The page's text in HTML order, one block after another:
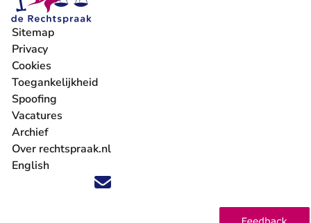
Volg ons op X (Twitter) - U verlaat Rechtspraak.nl
Volg ons op Facebook - U verlaat Rechtspraak.nl
Volg ons op Instagram - U verlaat Rechtspraak.nl
Volg ons op Youtube - U verlaat Rechtspraak.nl
Volg ons op LinkedIn - U verlaat
'Blijf op de hoogte' nieuwsbrief - U verlaat
Sitemap
Privacy
Cookies
Toegankelijkheid
Spoofing
Vacatures
- U verlaat Rechtspraak.nl
Archief
Over rechtspraak.nl
English